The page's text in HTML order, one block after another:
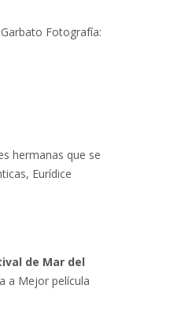
Fotografía:
hermanas que se
Eurídice
de Mar del
a Mejor película